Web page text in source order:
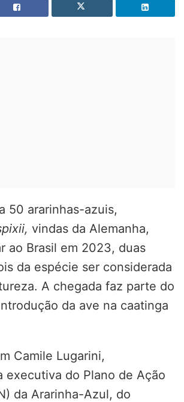
50 ararinhas-azuis,
vindas da Alemanha,
ao Brasil em 2023, duas
da espécie ser considerada
A chegada faz parte do
da ave na caatinga
Camile Lugarini,
executiva do Plano de Ação
da Ararinha-Azul, do